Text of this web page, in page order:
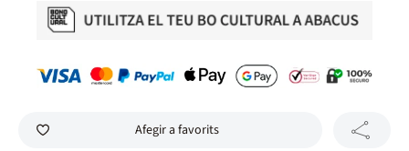
Afegir a favorits